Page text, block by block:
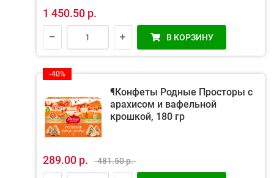
1 450.50 р.
В КОРЗИНУ
-40%
¶Конфеты Родные Просторы с
арахисом и вафельной
крошкой, 180 гр
289.00 р. 481.50 р.